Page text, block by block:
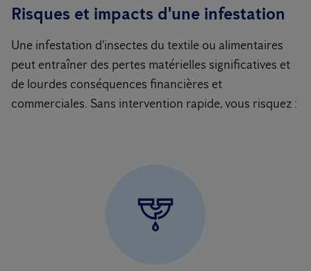
Risques et impacts d'une infestation
Une infestation d'insectes du textile ou alimentaires
peut entraîner des pertes matérielles significatives et
de lourdes conséquences financières et
commerciales. Sans intervention rapide, vous risquez :